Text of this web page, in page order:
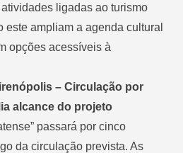
ligadas ao turismo
este ampliam a agenda cultural
opções acessíveis à
– Circulação por
alcance do projeto
passará por cinco
da circulação prevista. As